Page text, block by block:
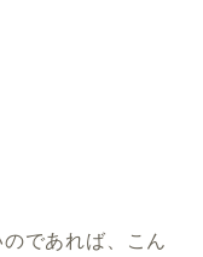
であれば、こん